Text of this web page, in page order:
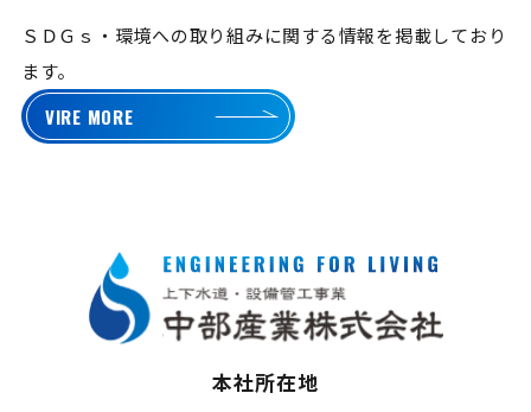
ＳＤＧｓ・環境への取り組みに関する情報を掲載しており
ます。
VIRE MORE
本社所在地